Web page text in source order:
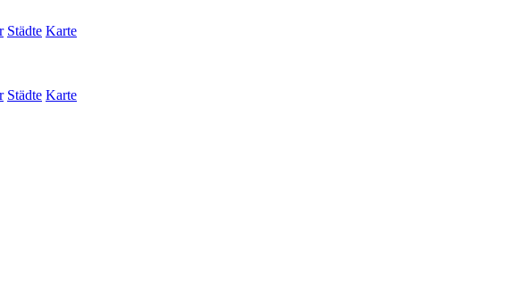
Städte Karte
Städte Karte